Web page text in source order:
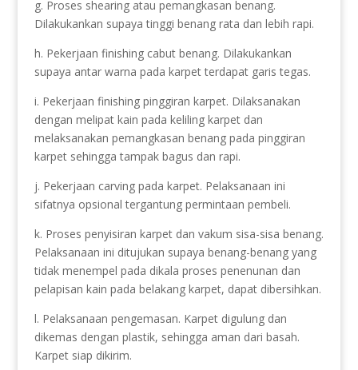
g. Proses shearing atau pemangkasan benang.
Dilakukankan supaya tinggi benang rata dan lebih rapi.
h. Pekerjaan finishing cabut benang. Dilakukankan
supaya antar warna pada karpet terdapat garis tegas.
i. Pekerjaan finishing pinggiran karpet. Dilaksanakan
dengan melipat kain pada keliling karpet dan
melaksanakan pemangkasan benang pada pinggiran
karpet sehingga tampak bagus dan rapi.
j. Pekerjaan carving pada karpet. Pelaksanaan ini
sifatnya opsional tergantung permintaan pembeli.
k. Proses penyisiran karpet dan vakum sisa-sisa benang.
Pelaksanaan ini ditujukan supaya benang-benang yang
tidak menempel pada dikala proses penenunan dan
pelapisan kain pada belakang karpet, dapat dibersihkan.
l. Pelaksanaan pengemasan. Karpet digulung dan
dikemas dengan plastik, sehingga aman dari basah.
Karpet siap dikirim.